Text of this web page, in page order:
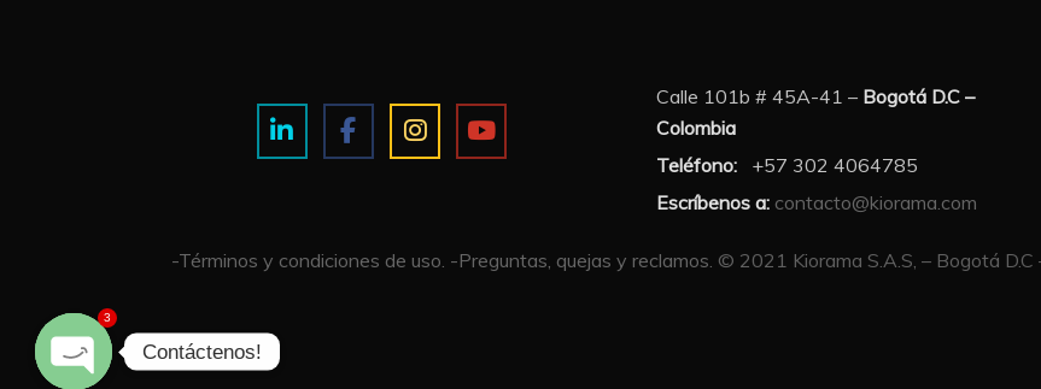
Calle 101b # 45A-41 – Bogotá D.C –
Colombia
Teléfono:
+57 302 4064785
Escríbenos a: contacto@kiorama.com
-Términos y condiciones de uso. -Preguntas, quejas y reclamos. © 2021 Kiorama S.A.S, – Bogotá D.C
Contáctenos!
3